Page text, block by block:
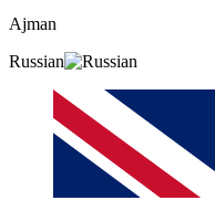
Ajman
Russian